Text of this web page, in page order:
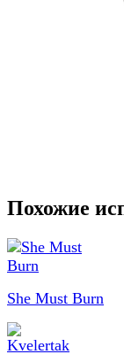
Похожие
She Must Burn